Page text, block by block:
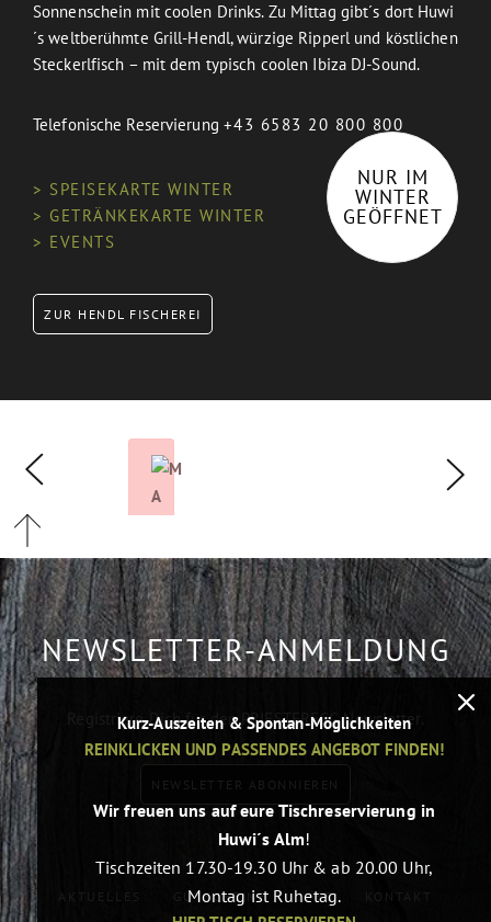
Sonnenschein mit coolen Drinks. Zu Mittag gibt´s dort Huwi
´s weltberühmte Grill-Hendl, würzige Ripperl und köstlichen
Steckerlfisch – mit dem typisch coolen Ibiza DJ-Sound.
Telefonische Reservierung +43 6583 20 800 800
NUR IM
WINTER
GEÖFFNET
> SPEISEKARTE WINTER
> GETRÄNKEKARTE WINTER
> EVENTS
ZUR HENDL FISCHEREI
NEWSLETTER-ANMELDUNG
Registriere Dich für den PRIESTEREGG Newsletter.
AKTUELLES GUTSCHEINE JOBS KONTAKT
Kurz-Auszeiten & Spontan-Möglichkeiten
REINKLICKEN UND PASSENDES ANGEBOT FINDEN!
Wir freuen uns auf eure Tischreservierung in
Huwi´s Alm!
Tischzeiten 17.30-19.30 Uhr & ab 20.00 Uhr,
Montag ist Ruhetag.